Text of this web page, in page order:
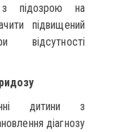
з підозрою на
підвищений
відсутності
дитини з
діагнозу